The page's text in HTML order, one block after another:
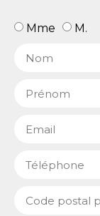
Mme M.